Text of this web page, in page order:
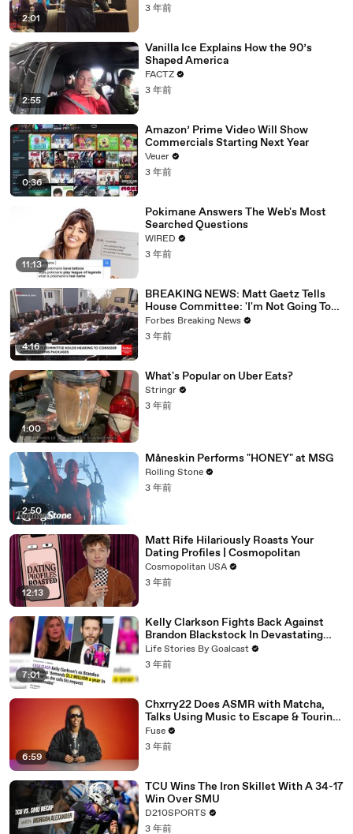
2:01
3 年前
2:55
Vanilla Ice Explains How the 90’s
Shaped America
FACTZ
3 年前
0:36
Amazon’ Prime Video Will Show
Commercials Starting Next Year
Veuer
3 年前
11:13
Pokimane Answers The Web's Most
Searched Questions
WIRED
3 年前
4:16
BREAKING NEWS: Matt Gaetz Tells
House Committee: 'I'm Not Going To
Vote For A Continuing Resolution'
Forbes Breaking News
3 年前
1:00
What's Popular on Uber Eats?
Stringr
3 年前
2:50
Måneskin Performs "HONEY" at MSG
Rolling Stone
3 年前
12:13
Matt Rife Hilariously Roasts Your
Dating Profiles | Cosmopolitan
Cosmopolitan USA
3 年前
7:01
Kelly Clarkson Fights Back Against
Brandon Blackstock In Devastating
Divorce Battle
Life Stories By Goalcast
3 年前
6:59
Chxrry22 Does ASMR with Matcha,
Talks Using Music to Escape & Touring
with The Weeknd
Fuse
3 年前
TCU Wins The Iron Skillet With A 34-17
Win Over SMU
D210SPORTS
3 年前